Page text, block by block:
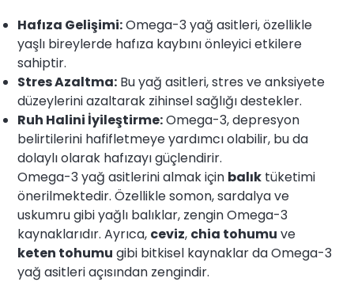
Hafıza Gelişimi:Omega-3 yağ asitleri, özellikle
yaşlı bireylerde hafıza kaybını önleyici etkilere
sahiptir.
Stres Azaltma: Bu yağ asitleri, stres ve anksiyete
düzeylerini azaltarak zihinsel sağlığı destekler.
Ruh Halini İyileştirme:Omega-3, depresyon
belirtilerini hafifletmeye yardımcı olabilir, bu da
dolaylı olarak hafızayı güçlendirir.
Omega-3 yağ asitlerini almak için balık tüketimi
önerilmektedir. Özellikle somon, sardalya ve
uskumru gibi yağlı balıklar, zengin Omega-3
kaynaklarıdır. Ayrıca, ceviz, chia tohumu ve
keten tohumu gibi bitkisel kaynaklar da Omega-3
yağ asitleri açısından zengindir.